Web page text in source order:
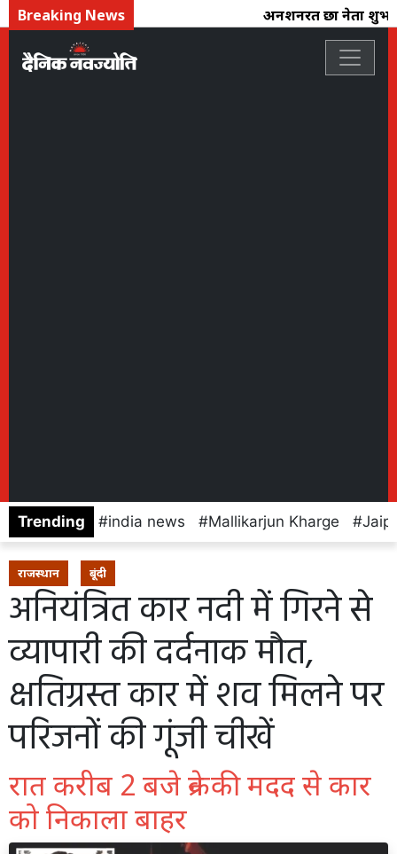
Breaking News अनशनरत छात्र नेता
Trending india news Mallikarjun Kharge
राजस्थान बूंदी
अनियंत्रित कार नदी में गिरने से
व्यापारी की दर्दनाक मौत,
क्षतिग्रस्त कार में शव मिलने पर
परिजनों की गूंजी चीखें
रात करीब 2 बजे क्रेन की मदद से कार
को निकाला बाहर